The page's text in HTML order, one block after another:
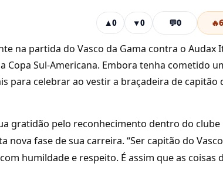
▲0 ▼0 💬0 🔥
na partida do Vasco da Gama contra o Audax
Copa Sul-Americana. Embora tenha cometido
para celebrar ao vestir a braçadeira de capitão
gratidão pelo reconhecimento dentro do clube
fase de sua carreira. “Ser capitão do
humildade e respeito. É assim que as coisas